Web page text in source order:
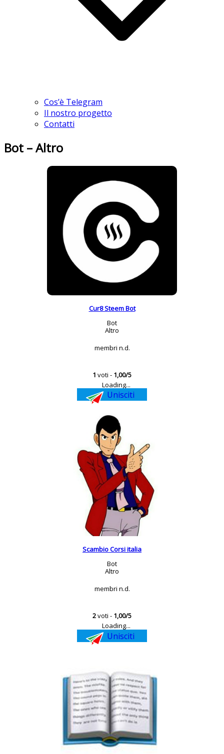
Cos’è Telegram
Il nostro progetto
Contatti
Bot – Altro
Cur8 Steem Bot
Bot
Altro
membri n.d.
1 voti - 1,00/5
Loading...
Unisciti
Scambio Corsi italia
Bot
Altro
membri n.d.
2voti - 1,00/5
Loading...
Unisciti